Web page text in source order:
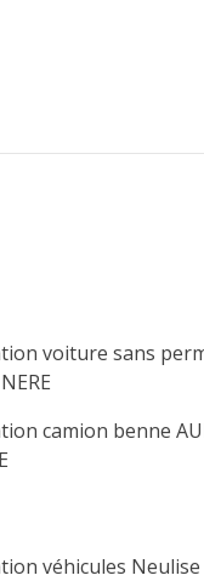
véhicules Neulise
voiture sans
camion benne